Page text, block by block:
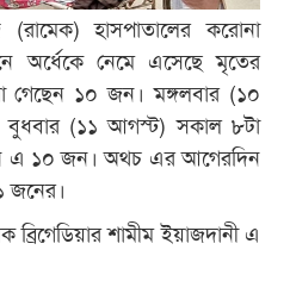
হাসপাতালের করোনা
অর্ধেকে নেমে এসেছে মৃতের
গেছেন ১০ জন। মঙ্গলবার (১০
(১১ আগস্ট) সকাল ৮টা
এ ১০ জন। অথচ এর আগেরদিন
জনের।
ব্রিগেডিয়ার শামীম ইয়াজদানী এ